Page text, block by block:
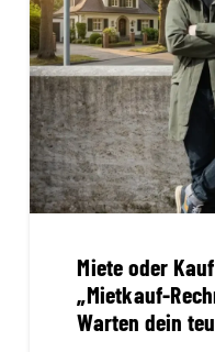
Miete oder
„Mietkauf-
Warten dein